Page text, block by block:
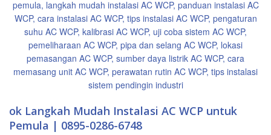
ok Langkah Mudah Instalasi AC WCP untuk
Pemula | 0895-0286-6748